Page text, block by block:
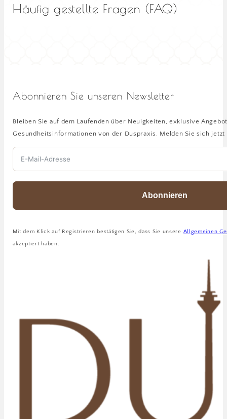
Häufig gestellte Fragen (FAQ)
Abonnieren Sie unseren Newsletter
Bleiben Sie auf dem Laufenden über Neuigkeiten, exklusive
Gesundheitsinformationen von der Duspraxis. Melden Sie sich jetzt
Abonnieren
Mit dem Klick auf Registrieren bestätigen Sie, dass Sie unsere Allgemeinen
akzeptiert haben.